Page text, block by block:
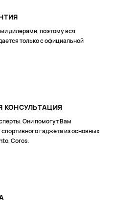
дилерами, поэтому вся
только с официальной
КОНСУЛЬТАЦИЯ
Они помогут Вам
гаджета из основных
Coros.